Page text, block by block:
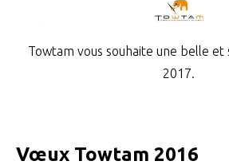
Towtam vous souhaite une belle et
2017.
Vœux Towtam 2016